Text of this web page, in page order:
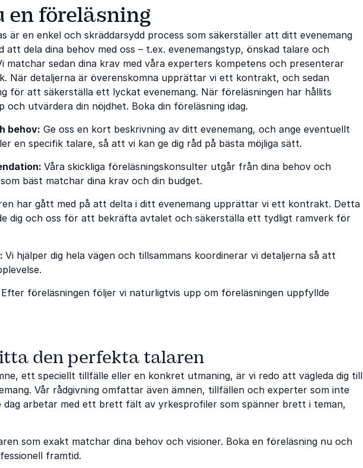
en föreläsning
är en enkel och skräddarsydd process som säkerställer att ditt evenemang
dela dina behov med oss ​​– t.ex. evenemangstyp, önskad talare och
matchar sedan dina krav med våra experters kompetens och presenterar
När detaljerna är överenskomna upprättar vi ett kontrakt, och sedan
för att säkerställa ett lyckat evenemang. När föreläsningen har hållits
utvärdera din nöjdhet. Boka din föreläsning idag.
behov: Ge oss en kort beskrivning av ditt evenemang, och ange eventuellt
en specifik talare, så att vi kan ge dig råd på bästa möjliga sätt.
Våra skickliga föreläsningskonsulter utgår från dina behov och
bäst matchar dina krav och din budget.
har gått med på att delta i ditt evenemang upprättar vi ett kontrakt. Detta
dig och oss för att bekräfta avtalet och säkerställa ett tydligt ramverk för
Vi hjälper dig hela vägen och tillsammans koordinerar vi detaljerna så att
Efter föreläsningen följer vi naturligtvis upp om föreläsningen uppfyllde
den perfekta talaren
ett speciellt tillfälle eller en konkret utmaning, är vi redo att vägleda dig till
Vår rådgivning omfattar även ämnen, tillfällen och experter som inte
dag arbetar med ett brett fält av yrkesprofiler som spänner brett i teman,
som exakt matchar dina behov och visioner. Boka en föreläsning nu och
framtid.